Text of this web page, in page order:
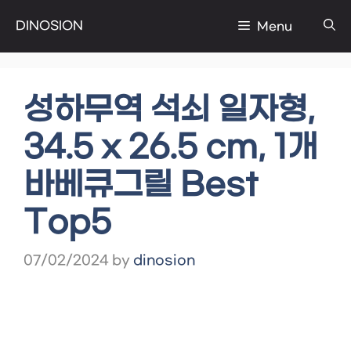
to
DINOSION Menu
성하무역 석쇠 일자형,
34.5 x 26.5 cm, 1개
바베큐그릴 Best
Top5
07/02/2024 by dinosion